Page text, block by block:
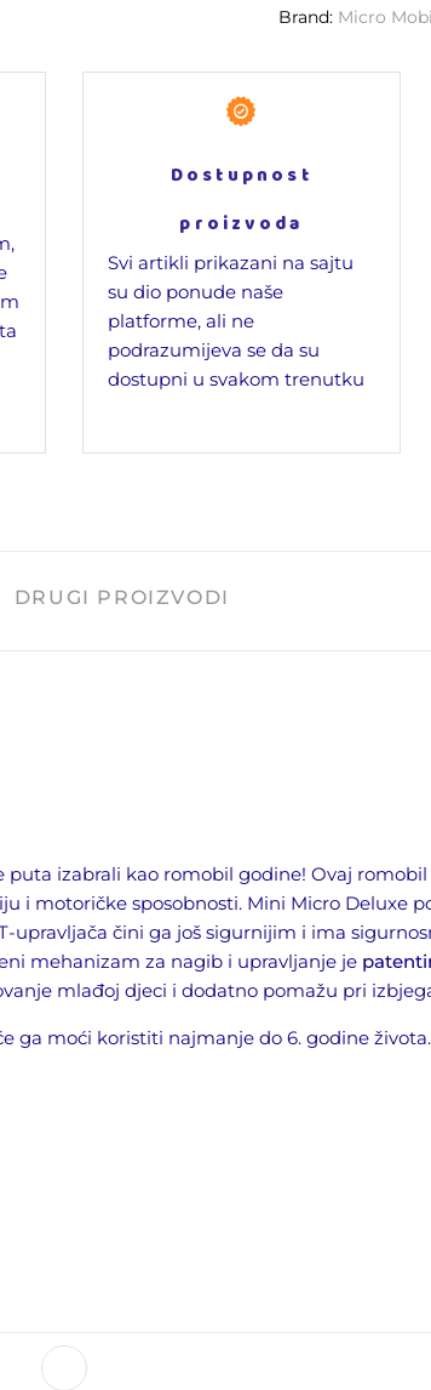
Brand: Micro
Dostupnost
proizvoda
Svi artikli prikazani na sajtu
su dio ponude naše
platforme, ali ne
podrazumijeva se da su
dostupni u svakom trenutku
DRUGI PROIZVODI
puta izabrali kao romobil godine! Ovaj
i motoričke sposobnosti. Mini Micro Deluxe
upravljača čini ga još sigurnijim i ima
mehanizam za nagib i upravljanje je
mlađoj djeci i dodatno pomažu pri
ga moći koristiti najmanje do 6. godine života.